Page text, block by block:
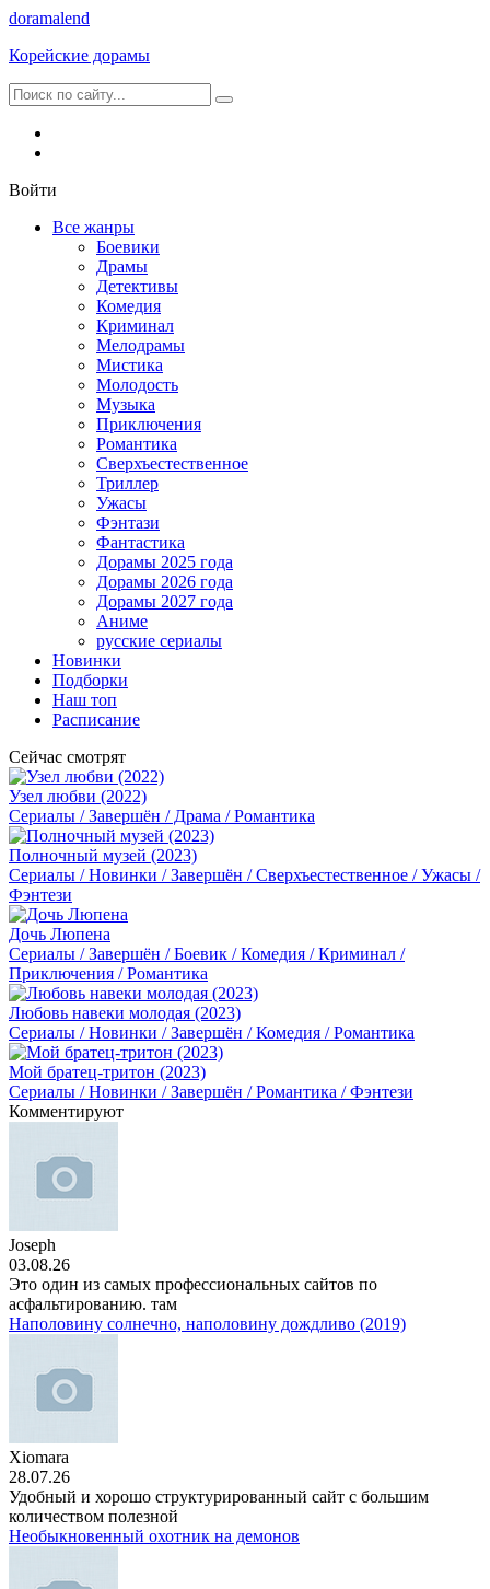
doramalend
Корейские дорамы
Войти
Все жанры
Боевики
Драмы
Детективы
Комедия
Криминал
Мелодрамы
Мистика
Молодость
Музыка
Приключения
Романтика
Сверхъестественное
Триллер
Ужасы
Фэнтази
Фантастика
Дорамы 2025 года
Дорамы 2026 года
Дорамы 2027 года
Аниме
русские сериалы
Новинки
Подборки
Наш топ
Расписание
Сейчас смотрят
Узел любви (2022)
Сериалы / Завершён / Драма / Романтика
Полночный музей (2023)
Сериалы / Новинки / Завершён / Сверхъестественное / Ужасы /
Фэнтези
Дочь Люпена
Сериалы / Завершён / Боевик / Комедия / Криминал /
Приключения / Романтика
Любовь навеки молодая (2023)
Сериалы / Новинки / Завершён / Комедия / Романтика
Мой братец-тритон (2023)
Сериалы / Новинки / Завершён / Романтика / Фэнтези
Комментируют
Joseph
03.08.26
Это один из самых профессиональных сайтов по
асфальтированию. там
Наполовину солнечно, наполовину дождливо (2019)
Xiomara
28.07.26
Удобный и хорошо структурированный сайт с большим
количеством полезной
Необыкновенный охотник на демонов